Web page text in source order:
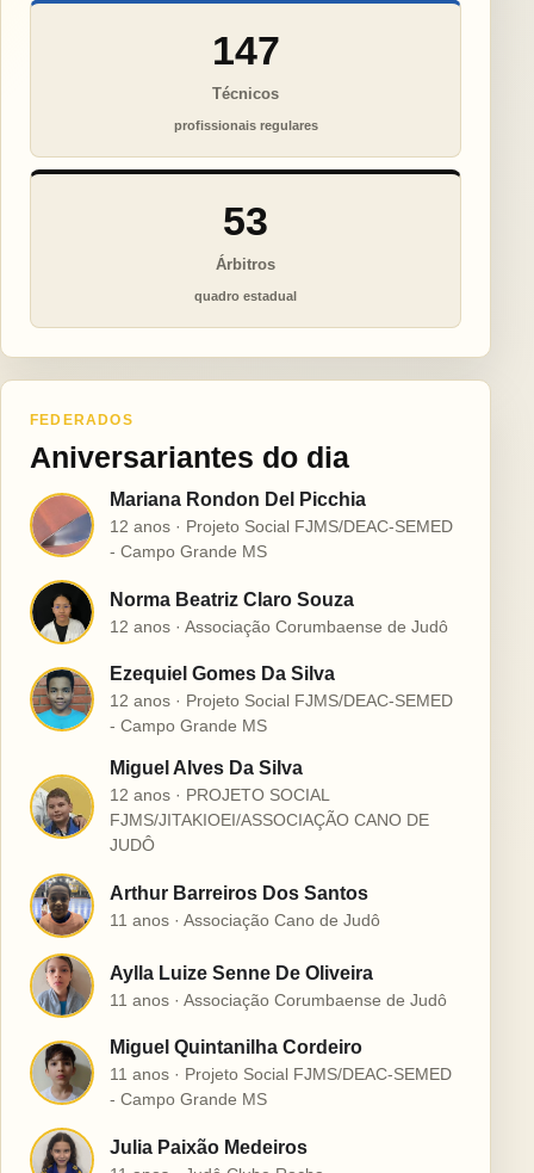
147
Técnicos
profissionais regulares
53
Árbitros
quadro estadual
FEDERADOS
Aniversariantes do dia
M
Mariana Rondon Del Picchia
12 anos · Projeto Social FJMS/DEAC-SEMED
- Campo Grande MS
N Norma Beatriz Claro Souza
12 anos · Associação Corumbaense de Judô
E
Ezequiel Gomes Da Silva
12 anos · Projeto Social FJMS/DEAC-SEMED
- Campo Grande MS
M
Miguel Alves Da Silva
12 anos · PROJETO SOCIAL
FJMS/JITAKIOEI/ASSOCIAÇÃO CANO DE
JUDÔ
A Arthur Barreiros Dos Santos
11 anos · Associação Cano de Judô
A Aylla Luize Senne De Oliveira
11 anos · Associação Corumbaense de Judô
M
Miguel Quintanilha Cordeiro
11 anos · Projeto Social FJMS/DEAC-SEMED
- Campo Grande MS
J Julia Paixão Medeiros